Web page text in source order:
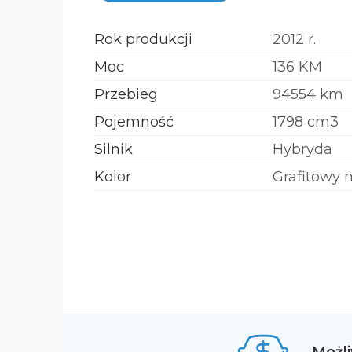
Rok produkcji
2012 r.
Moc
136 KM
Przebieg
94554 km
Pojemność
1798 cm3
Silnik
Hybryda
Kolor
Grafitowy